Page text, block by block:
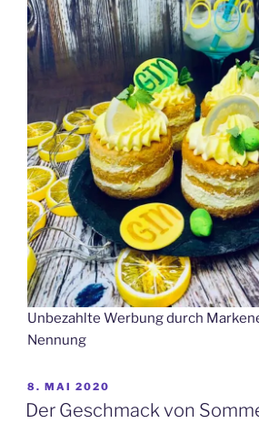
Unbezahlte Werbung durch
Nennung
VERÖFFENTLICHT
AM
8. MAI 2020
Der Geschmack von